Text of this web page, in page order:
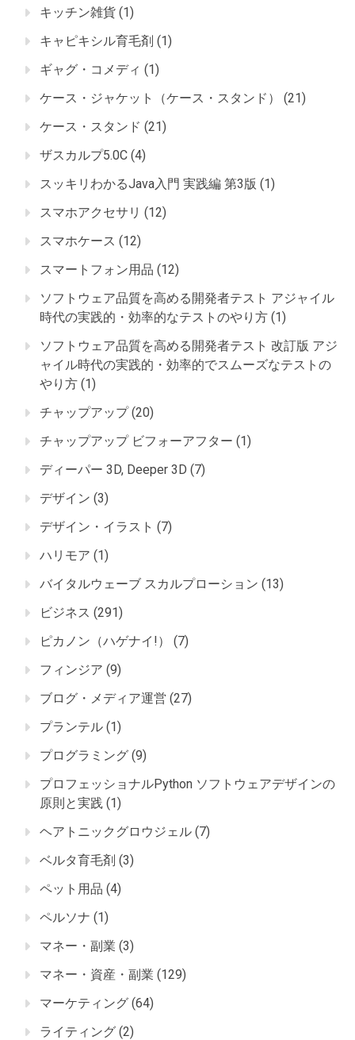
キッチン雑貨 (1)
キャピキシル育毛剤 (1)
ギャグ・コメディ (1)
ケース・ジャケット（ケース・スタンド）
(21)
ケース・スタンド (21)
ザスカルプ5.0C (4)
スッキリわかるJava入門 実践編 第3版 (1)
スマホアクセサリ (12)
スマホケース (12)
スマートフォン用品 (12)
ソフトウェア品質を高める開発者テスト アジャイル
時代の実践的・効率的なテストのやり方 (1)
ソフトウェア品質を高める開発者テスト 改訂版 アジ
ャイル時代の実践的・効率的でスムーズなテストの
やり方 (1)
チャップアップ(20)
チャップアップ ビフォーアフター (1)
ディーパー 3D, Deeper 3D (7)
デザイン (3)
デザイン・イラスト (7)
ハリモア (1)
バイタルウェーブ スカルプローション (13)
ビジネス (291)
ピカノン（ハゲナイ!）
(7)
フィンジア (9)
ブログ・メディア運営 (27)
プランテル (1)
プログラミング (9)
プロフェッショナルPython ソフトウェアデザインの
原則と実践 (1)
ヘアトニックグロウジェル (7)
ベルタ育毛剤 (3)
ペット用品 (4)
ペルソナ (1)
マネー・副業 (3)
マネー・資産・副業 (129)
マーケティング (64)
ライティング (2)